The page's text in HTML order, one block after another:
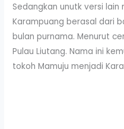
Sedangkan unutk versi
Karampuang berasal dari
bulan purnama. Menurut
Pulau Liutang. Nama ini
tokoh Mamuju menjadi